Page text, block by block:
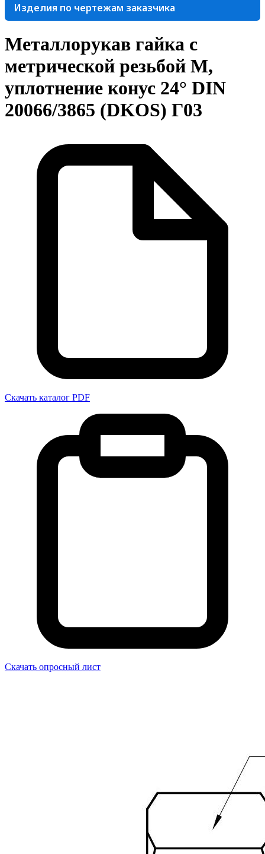
Изделия по чертежам заказчика
Металлорукав гайка с
метрической резьбой М,
уплотнение конус 24° DIN
20066/3865 (DKOS) Г03
Скачать каталог PDF
Скачать опросный лист